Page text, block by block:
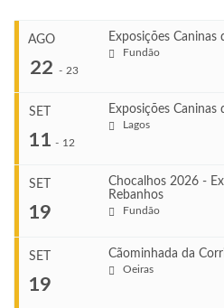
AGO
22 - 23
Exposições Caninas
Fundão
Ago 22, 2026
Ago 23, 2026
VENUE
SET
11 - 12
Exposições Caninas
Lagos
Set 11, 2026
SET
19
Chocalhos 2026 -
Rebanhos
Fundão
SET
19
Cãominhada da
Oeiras